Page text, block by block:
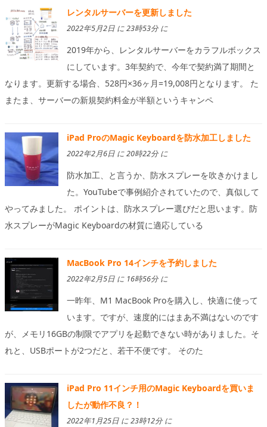
レンタルサーバーを更新しました
2022年5月2日 に 23時53分 に
2019年から、レンタルサーバーをカラフルボックス
にしています。3年契約で、今年で契約満了期間と
なります。更新する場合、528円×36ヶ月=19,008円となります。 た
またま、サーバーの新規契約料金が半額というキャンペ
iPad ProのMagic Keyboardを防水加工しました
2022年2月6日 に 20時22分 に
防水加工、と言うか、防水スプレーを吹きかけまし
た。YouTubeで事例紹介されていたので、真似して
やってみました。 ポイントは、防水スプレー選びだと思います。防
水スプレーがMagic Keyboardの材質に適応している
MacBook Pro 14インチを予約しました
2022年2月5日 に 16時56分 に
一昨年、M1 MacBook Proを購入し、快適に使って
います。ですが、速度的にはまあ不満はないのです
が、メモリ16GBの制限でアプリを起動できない時がありました。そ
れと、USBポートが2つだと、若干不便です。 そのた
iPad Pro 11インチ用のMagic Keyboardを買いま
したが動作不良？！
2022年1月25日 に 23時12分 に